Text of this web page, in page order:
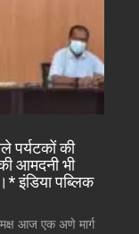
पर्यटकों की
आमदनी भी
इंडिया पब्लिक
आज एक अणे मार्ग